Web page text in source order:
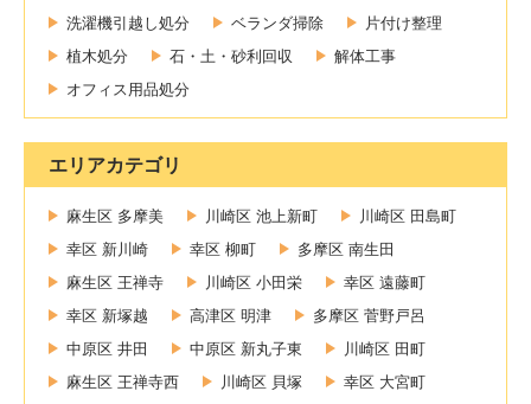
洗濯機引越し処分 ベランダ掃除
片付け整理
植木処分
石・土・砂利回収
解体工事
オフィス用品処分
エリアカテゴリ
麻生区 多摩美 川崎区 池上新町
川崎区 田島町
幸区 新川崎
幸区 柳町
多摩区 南生田
麻生区 王禅寺
川崎区 小田栄
幸区 遠藤町
幸区 新塚越
高津区 明津
多摩区 菅野戸呂
中原区 井田
中原区 新丸子東
川崎区 田町
麻生区 王禅寺西
川崎区 貝塚
幸区 大宮町